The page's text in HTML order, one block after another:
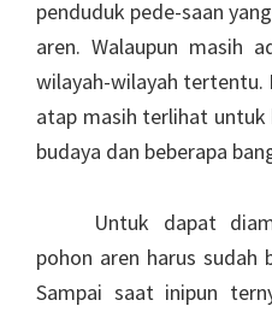
penduduk pede-saan
aren. Walaupun masih
wilayah-wilayah tertentu.
atap masih terlihat untuk
budaya dan beberapa
Untuk dapat
pohon aren harus sudah
Sampai saat inipun